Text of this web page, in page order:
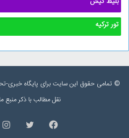
تور ترکیه
© تمامی حقوق این سایت برای پایگاه خبری-
نقل مطالب با ذکر منبع
فیس توییتر